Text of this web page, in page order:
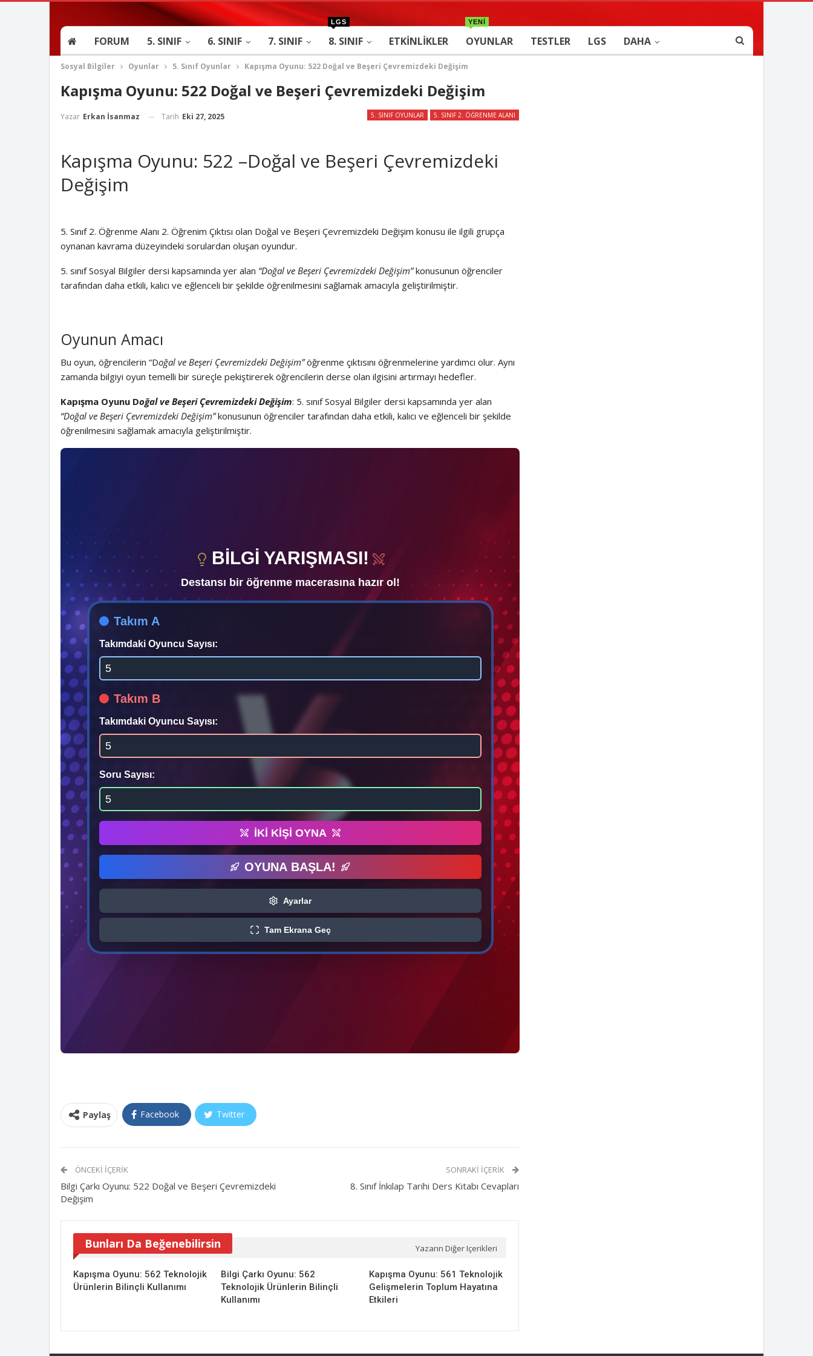
FORUM 5. SINIF 6. SINIF 7. SINIF 8. SINIF
LGS
ETKINLIKLER OYUNLAR
YENİ
TESTLER LGS DAHA
Sosyal Bilgiler Oyunlar 5. Sınıf Oyunlar Kapışma Oyunu: 522 Doğal ve Beşeri Çevremizdeki Değişim
Kapışma Oyunu: 522 Doğal ve Beşeri Çevremizdeki Değişim
5. SINIF OYUNLAR 5. SINIF 2. ÖĞRENME ALANI
Yazar Erkan İsanmaz Tarih Eki 27, 2025
Kapışma Oyunu: 522 –Doğal ve Beşeri Çevremizdeki
Değişim
5. Sınıf 2. Öğrenme Alanı 2. Öğrenim Çıktısı olan Doğal ve Beşeri Çevremizdeki Değişim konusu ile ilgili grupça
oynanan kavrama düzeyindeki sorulardan oluşan oyundur.
5. sınıf Sosyal Bilgiler dersi kapsamında yer alan “Doğal ve Beşeri Çevremizdeki Değişim”konusunun öğrenciler
tarafından daha etkili, kalıcı ve eğlenceli bir şekilde öğrenilmesini sağlamak amacıyla geliştirilmiştir.
Oyunun Amacı
Bu oyun, öğrencilerin “Doğal ve Beşeri Çevremizdeki Değişim”öğrenme çıktısını öğrenmelerine yardımcı olur. Aynı
zamanda bilgiyi oyun temelli bir süreçle pekiştirerek öğrencilerin derse olan ilgisini artırmayı hedefler.
Kapışma Oyunu Doğal ve Beşeri Çevremizdeki Değişim: 5. sınıf Sosyal Bilgiler dersi kapsamında yer alan
“Doğal ve Beşeri Çevremizdeki Değişim”konusunun öğrenciler tarafından daha etkili, kalıcı ve eğlenceli bir şekilde
öğrenilmesini sağlamak amacıyla geliştirilmiştir.
Paylaş Facebook Twitter
ÖNCEKI İÇERIK
Bilgi Çarkı Oyunu: 522 Doğal ve Beşeri Çevremizdeki
Değişim
SONRAKI İÇERIK
8. Sınıf İnkılap Tarihi Ders Kitabı Cevapları
Bunları Da Beğenebilirsin Yazarın Diğer Içerikleri
Kapışma Oyunu: 562 Teknolojik
Ürünlerin Bilinçli Kullanımı
Bilgi Çarkı Oyunu: 562
Teknolojik Ürünlerin Bilinçli
Kullanımı
Kapışma Oyunu: 561 Teknolojik
Gelişmelerin Toplum Hayatına
Etkileri